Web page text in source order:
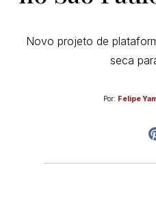
Novo projeto de
seca
Por: Felipe